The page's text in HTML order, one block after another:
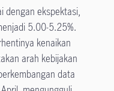
dengan ekspektasi,
5.00-5.25%.
kenaikan
arah kebijakan
data